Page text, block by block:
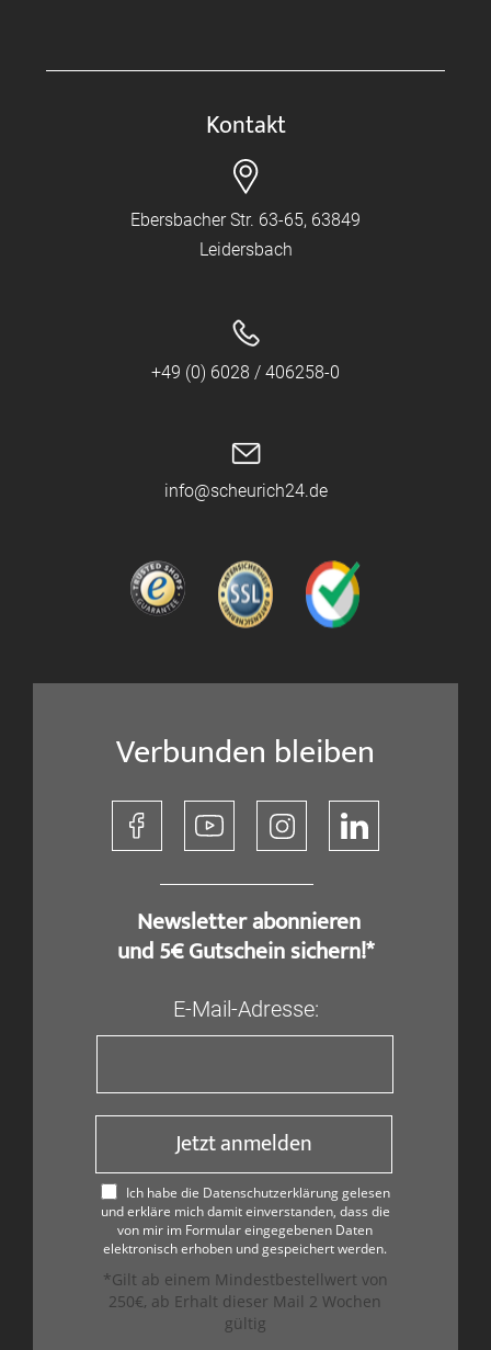
Kontakt
Ebersbacher Str. 63-65, 63849
Leidersbach
+49 (0) 6028 / 406258-0
info@scheurich24.de
Verbunden bleiben
​ Newsletter abonnieren
und 5€ Gutschein sichern!*
E-Mail-Adresse:
Jetzt anmelden
Ich habe die Datenschutzerklärung gelesen
und erkläre mich damit einverstanden, dass die
von mir im Formular eingegebenen Daten
elektronisch erhoben und gespeichert werden.
*Gilt ab einem Mindestbestellwert von
250€, ab Erhalt dieser Mail 2 Wochen
gültig